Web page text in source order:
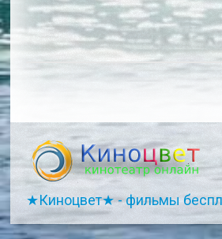
★Киноцвет★ - фильмы